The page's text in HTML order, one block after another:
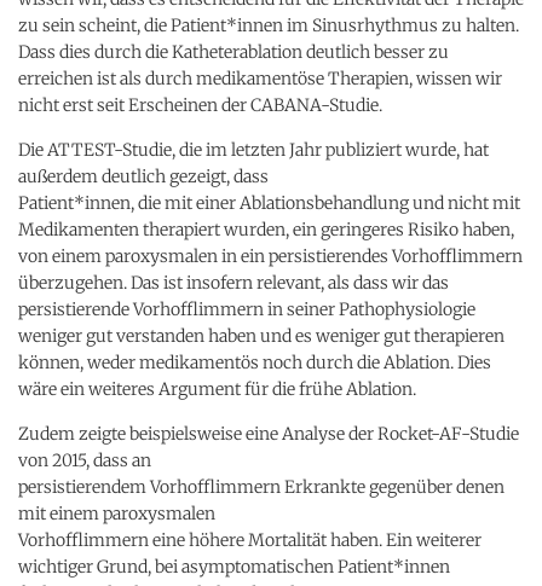
zu sein scheint, die Patient*innen im Sinusrhythmus zu halten.
Dass dies durch die Katheterablation deutlich besser zu
erreichen ist als durch medikamentöse Therapien, wissen wir
nicht erst seit Erscheinen der CABANA-Studie.
Die ATTEST-Studie, die im letzten Jahr publiziert wurde, hat
außerdem deutlich gezeigt, dass
Patient*innen, die mit einer Ablationsbehandlung und nicht mit
Medikamenten therapiert wurden, ein geringeres Risiko haben,
von einem paroxysmalen in ein persistierendes Vorhofflimmern
überzugehen. Das ist insofern relevant, als dass wir das
persistierende Vorhofflimmern in seiner Pathophysiologie
weniger gut verstanden haben und es weniger gut therapieren
können, weder medikamentös noch durch die Ablation. Dies
wäre ein weiteres Argument für die frühe Ablation.
Zudem zeigte beispielsweise eine Analyse der Rocket-AF-Studie
von 2015, dass an
persistierendem Vorhofflimmern Erkrankte gegenüber denen
mit einem paroxysmalen
Vorhofflimmern eine höhere Mortalität haben. Ein weiterer
wichtiger Grund, bei asymptomatischen Patient*innen